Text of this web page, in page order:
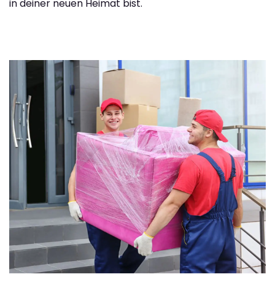
in deiner neuen Heimat bist.